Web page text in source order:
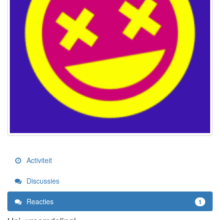
Activiteit
Discussies
Reacties 1